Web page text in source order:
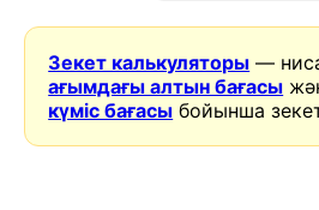
Зекет калькуляторы —
ағымдағы алтын бағасы
күміс бағасы бойынша